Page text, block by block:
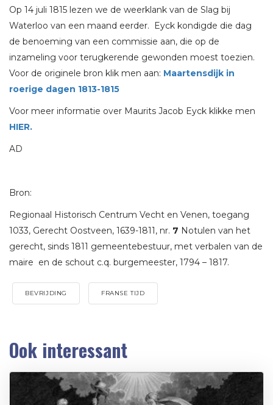
Op 14 juli 1815 lezen we de weerklank van de Slag bij
Waterloo van een maand eerder. Eyck kondigde die dag
de benoeming van een commissie aan, die op de
inzameling voor terugkerende gewonden moest toezien.
Voor de originele bron klik men aan: Maartensdijk in
roerige dagen 1813-1815
Voor meer informatie over Maurits Jacob Eyck klikke men
HIER.
AD
Bron:
Regionaal Historisch Centrum Vecht en Venen, toegang
1033, Gerecht Oostveen, 1639-1811, nr. 7 Notulen van het
gerecht, sinds 1811 gemeentebestuur, met verbalen van de
maire en de schout c.q. burgemeester, 1794 – 1817.
BEVRIJDING FRANSE TIJD
Ook interessant